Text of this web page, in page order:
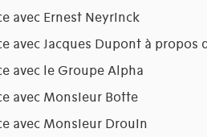
avec Ernest Neyrinck
avec Jacques Dupont à propos
avec le Groupe Alpha
avec Monsieur Botte
avec Monsieur Drouin